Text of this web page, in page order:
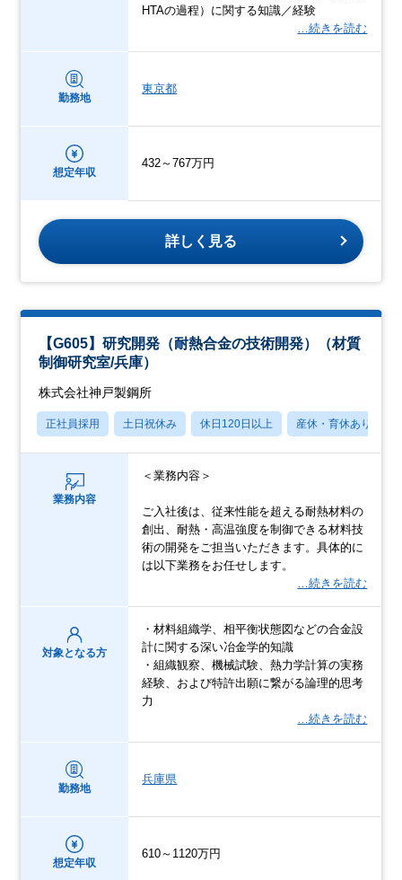
HTAの過程）に関する知識／経験
…続きを読む
勤務地
東京都
想定年収
432～767万円
詳しく見る
【G605】研究開発（耐熱合金の技術開発）（材質
制御研究室/兵庫）
株式会社神戸製鋼所
正社員採用 土日祝休み 休日120日以上 産休・育休あり
業務内容
＜業務内容＞
ご入社後は、従来性能を超える耐熱材料の
創出、耐熱・高温強度を制御できる材料技
術の開発をご担当いただきます。具体的に
は以下業務をお任せします。
…続きを読む
対象となる方
・材料組織学、相平衡状態図などの合金設
計に関する深い冶金学的知識
・組織観察、機械試験、熱力学計算の実務
経験、および特許出願に繋がる論理的思考
力
…続きを読む
勤務地
兵庫県
想定年収
610～1120万円